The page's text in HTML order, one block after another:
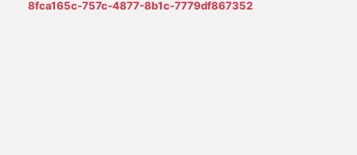
8fca165c-757c-4877-8b1c-7779df867352